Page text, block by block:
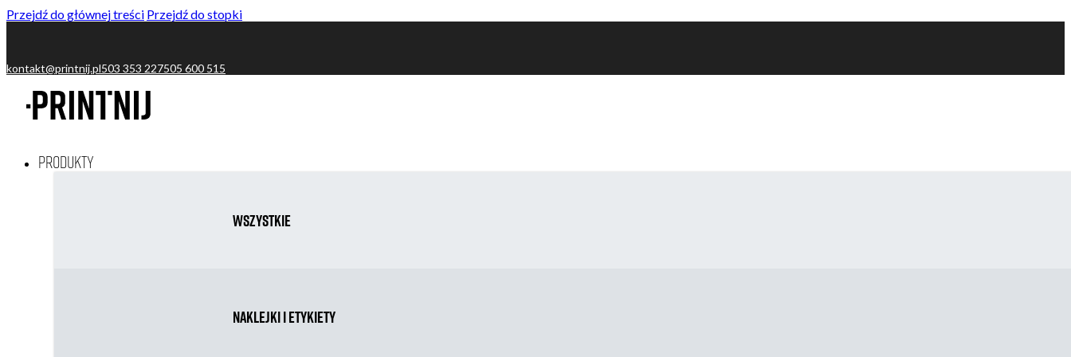
Przejdź do głównej treści Przejdź do stopki
kontakt@printnij.pl503 353 227505 600 515
Produkty
Wszystkie
Naklejki i etykiety